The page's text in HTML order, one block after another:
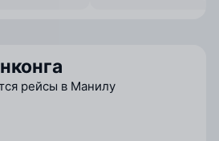
рейсы в Манилу